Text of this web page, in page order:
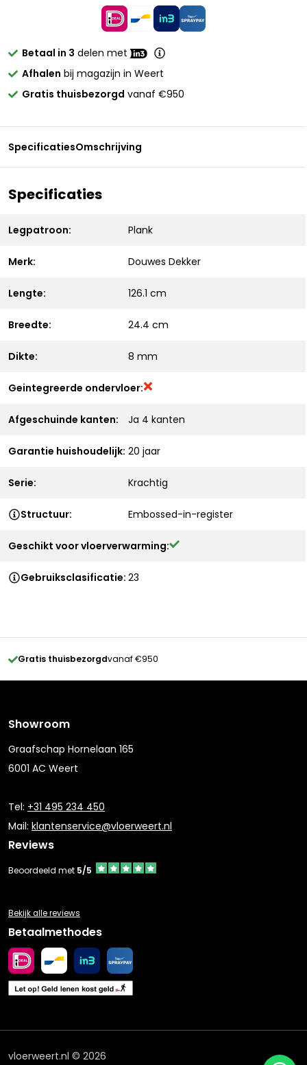
Betaal in 3 delen met
Afhalen bij magazijn in Weert
Gratis thuisbezorgd vanaf €950
SpecificatiesOmschrijving
Specificaties
Legpatroon: Plank
Merk: Douwes Dekker
Lengte: 126.1 cm
Breedte: 24.4 cm
Dikte: 8 mm
Geintegreerde ondervloer:
Afgeschuinde kanten: Ja 4 kanten
Garantie huishoudelijk: 20 jaar
Serie: Krachtig
Structuur: Embossed-in-register
Geschikt voor vloerverwarming:
Gebruiksclasificatie: 23
Gratis thuisbezorgdvanaf €950
Showroom
Graafschap Hornelaan 165
6001 AC Weert
Tel: +31 495 234 450
Mail: klantenservice@vloerweert.nl
Reviews
Beoordeeld met 5/5
Bekijk alle reviews
Betaalmethodes
vloerweert.nl © 2026